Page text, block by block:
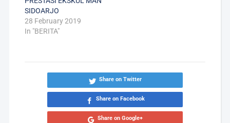
SIDOARJO
28 February 2019
In "BERITA"
Share on Twitter
Share on Facebook
Share on Google+